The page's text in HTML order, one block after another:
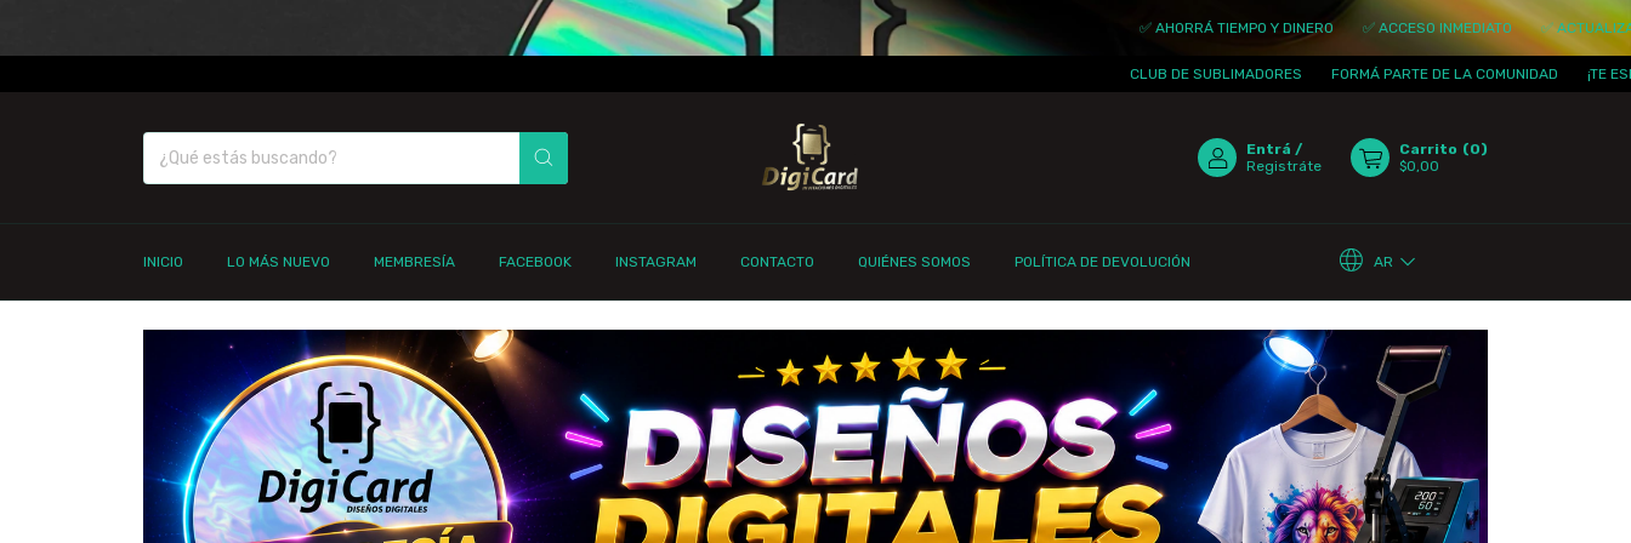
✅ AHORRÁ TIEMPO Y DINERO ✅ ACCESO INMEDIATO ✅ ACTUALIZACIONES
CLUB DE SUBLIMADORES FORMÁ PARTE DE LA COMUNIDAD ¡TE ESPERAMOS!
Entrá /
Registráte
Carrito (0)
$0,00
INICIO LO MÁS NUEVO MEMBRESÍA FACEBOOK INSTAGRAM CONTACTO QUIÉNES SOMOS POLÍTICA DE DEVOLUCIÓN AR